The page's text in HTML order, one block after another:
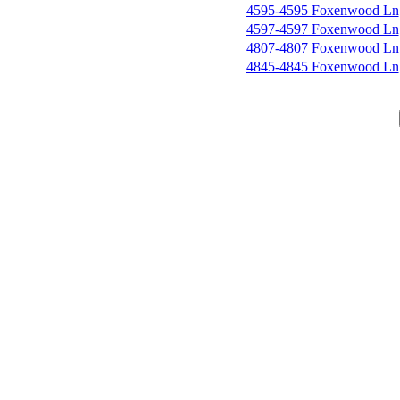
4595-4595 Foxenwood Ln
4597-4597 Foxenwood Ln
4807-4807 Foxenwood Ln
4845-4845 Foxenwood Ln